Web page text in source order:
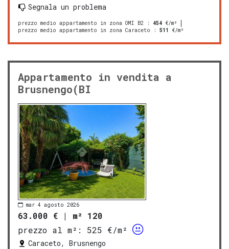
Segnala un problema
prezzo medio appartamento in zona OMI B2 : 454 €/m²
prezzo medio appartamento in zona Caraceto : 511 €/m²
Appartamento in vendita a
Brusnengo(BI
mar 4 agosto 2026
63.000 € | m² 120
prezzo al m²:
525 €/m²
Caraceto, Brusnengo